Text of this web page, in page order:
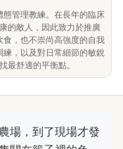
管理教練。在長年的臨床
的敵人，因此致力於推廣
食，也不崇尚高強度的自我
，以及對日常細節的敏銳
最舒適的平衡點。
場，到了現場才發